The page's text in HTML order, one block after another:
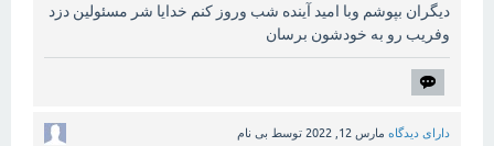
دیگران بپوشم وبا امید آینده شب وروز کنم خدایا شر مسئولین دزد
وفریب رو به خودشون برسان
دارای دیدگاه مارس 12, 2022 توسط بی نام